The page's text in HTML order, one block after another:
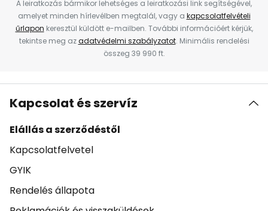
A leiratkozás bármikor lehetséges a leiratkozási link segítségével,
amelyet minden hírlevélben megtalál, vagy a kapcsolatfelvételi
űrlapon keresztül küldött e-mailben. További információért kérjük,
tekintse meg azadatvédelmi szabályzatot. Minimális rendelési
összeg 39 990 ft.
Kapcsolat és szervíz
Elállás a szerződéstől
Kapcsolatfelvetel
GYIK
Rendelés állapota